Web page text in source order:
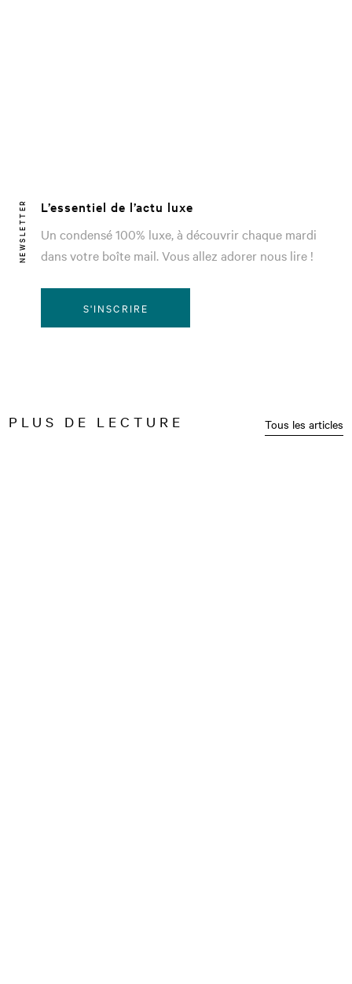
NEWSLETTER
L’essentiel de l’actu luxe
Un condensé 100% luxe, à découvrir chaque mardi
dans votre boîte mail. Vous allez adorer nous lire !
S'INSCRIRE
PLUS DE LECTURE Tous les articles